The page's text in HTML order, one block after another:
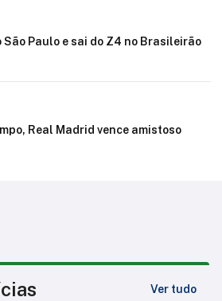
São Paulo e sai do Z4 no Brasileirão
Real Madrid vence amistoso
Ver tudo